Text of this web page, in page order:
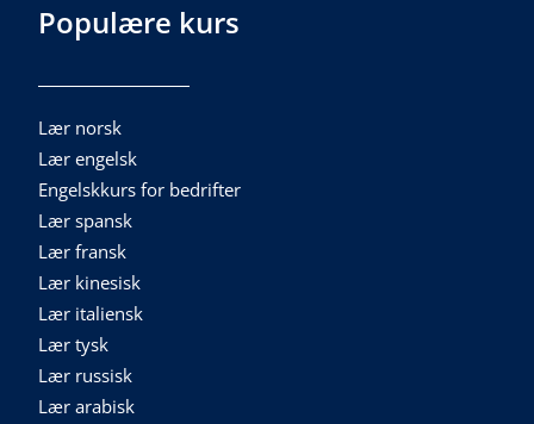
Populære kurs
Lær norsk
Lær engelsk
Engelskkurs for bedrifter
Lær spansk
Lær fransk
Lær kinesisk
Lær italiensk
Lær tysk
Lær russisk
Lær arabisk